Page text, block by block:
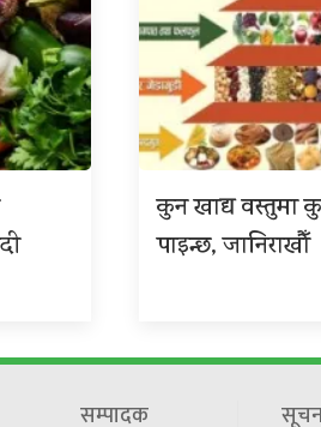
कुन खाद्य वस्तुमा
पाइन्छ, जानिराखौँ
सम्पादक